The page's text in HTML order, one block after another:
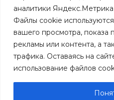
аналитики
Файлы cookie
вашего просмотра, показа
рекламы или контента, а
трафика. Оставаясь на
использование файлов
разрешения правообладателя.